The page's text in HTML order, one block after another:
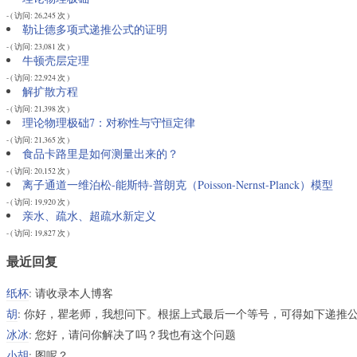
- ( 访问: 26,245 次 )
勒让德多项式递推公式的证明
- ( 访问: 23,081 次 )
牛顿壳层定理
- ( 访问: 22,924 次 )
解扩散方程
- ( 访问: 21,398 次 )
理论物理极础7：对称性与守恒定律
- ( 访问: 21,365 次 )
食品卡路里是如何测量出来的？
- ( 访问: 20,152 次 )
离子通道一维泊松-能斯特-普朗克（Poisson-Nernst-Planck）模型
- ( 访问: 19,920 次 )
亲水、疏水、超疏水新定义
- ( 访问: 19,827 次 )
最近回复
纸杯: 请收录本人博客
胡: 你好，瞿老师，我想问下。根据上式最后一个等号，可得如下递推
冰冰: 您好，请问你解决了吗？我也有这个问题